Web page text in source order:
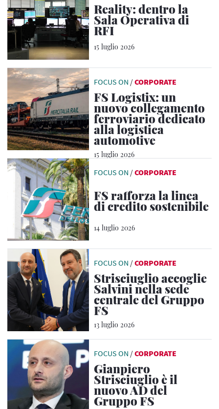
Reality: dentro la
Sala Operativa di
RFI
15 luglio 2026
FOCUS ON /CORPORATE
FS Logistix: un
nuovo collegamento
ferroviario dedicato
alla logistica
automotive
15 luglio 2026
FOCUS ON /CORPORATE
FS rafforza la linea
di credito sostenibile
14 luglio 2026
FOCUS ON /CORPORATE
Strisciuglio accoglie
Salvini nella sede
centrale del Gruppo
FS
13 luglio 2026
FOCUS ON /CORPORATE
Gianpiero
Strisciuglio è il
nuovo AD del
Gruppo FS